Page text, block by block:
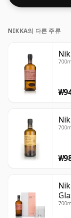
NIKKA의 다른 주류